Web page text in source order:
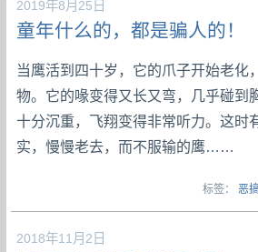
2019年8月25日
童年什么的，都是骗人的！
当鹰活到四十岁，它的爪子开始老化
物。它的喙变得又长又弯，几乎碰到
十分沉重，飞翔变得非常听力。这时
实，慢慢老去，而不服输的鹰……
标签： 恶
2018年11月2日